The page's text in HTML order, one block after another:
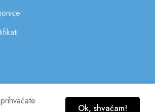
Ok, shvaćam!